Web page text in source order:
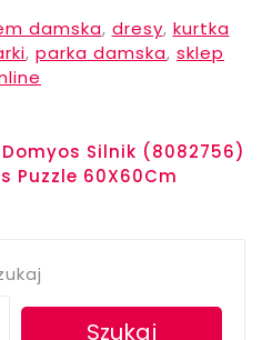
damska, dresy, kurtka
, parka damska, sklep
Silnik (8082756)
Puzzle 60X60Cm
Szukaj